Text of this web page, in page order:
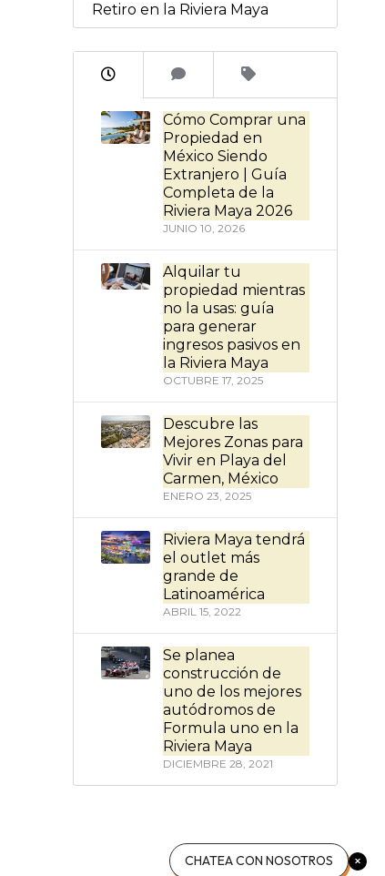
Retiro en la Riviera Maya
Cómo Comprar una
Propiedad en
México Siendo
Extranjero | Guía
Completa de la
Riviera Maya 2026
JUNIO 10, 2026
Alquilar tu
propiedad mientras
no la usas: guía
para generar
ingresos pasivos en
la Riviera Maya
OCTUBRE 17, 2025
Descubre las
Mejores Zonas para
Vivir en Playa del
Carmen, México
ENERO 23, 2025
Riviera Maya tendrá
el outlet más
grande de
Latinoamérica
ABRIL 15, 2022
Se planea
construcción de
uno de los mejores
autódromos de
Formula uno en la
Riviera Maya
DICIEMBRE 28, 2021
CHATEA CON NOSOTROS